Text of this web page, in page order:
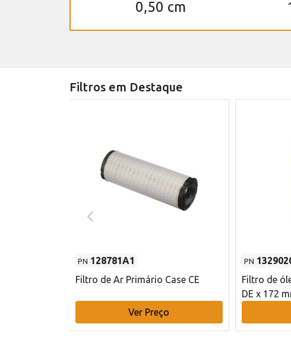
0,50 cm
Filtros em Destaque
PN 128781A1
Filtro de Ar Primário Case CE
Ver Preço
PN
Filtro de
DE x 172